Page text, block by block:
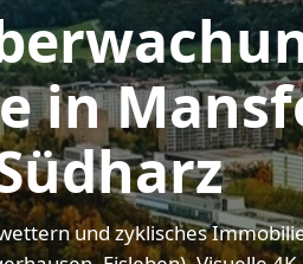
in
und zyklisches